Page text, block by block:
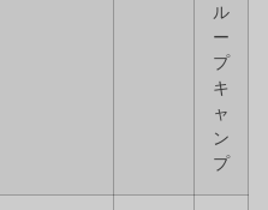
ル
ー
プ
キ
ャ
ン
プ